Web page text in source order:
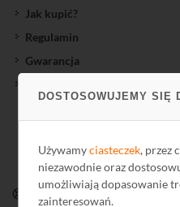
DOSTOSOWUJEMY SIĘ
Używamyciasteczek, przez
niezawodnie oraz
umożliwiają dopasowanie
zainteresowań.
Jak kupić?
Regulamin
Gwarancja
WSPARCIE